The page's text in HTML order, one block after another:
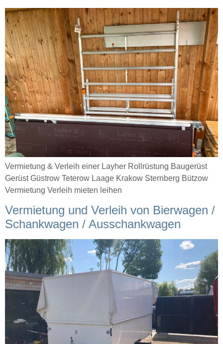
Vermietung & Verleih einer Layher Rollrüstung Baugerüst
Gerüst Güstrow Teterow Laage Krakow Sternberg Bützow
Vermietung Verleih mieten leihen
Vermietung und Verleih von Bierwagen /
Schankwagen / Ausschankwagen